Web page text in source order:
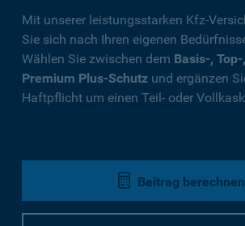
Mit unserer leistungsstarken Kfz-
Sie sich nach Ihren eigenen
Wählen Sie zwischen dem Basis-,
Premium Plus-Schutz und ergänzen
Haftpflicht um einen Teil- oder
Beitrag berechnen